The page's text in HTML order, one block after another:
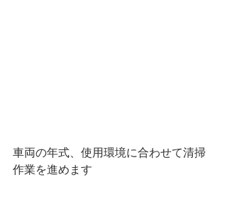
車両の年式、使用環境に合わせて清掃
作業を進めます